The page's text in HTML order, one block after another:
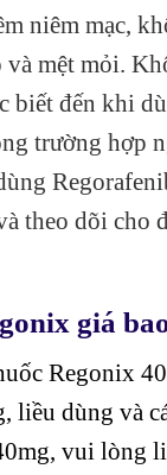
niêm mạc,
và mệt mỏi.
biết đến khi
trường hợp
theo dõi cho
giá
Regonix
liều dùng và
vui lòng